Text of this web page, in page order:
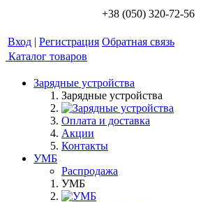
+38 (050) 320-72-56
Вход | Регистрация Обратная связь
Каталог товаров
Зарядные устройства
Зарядные устройства
Оплата и доставка
Акции
Контакты
УМБ
Распродажа
УМБ